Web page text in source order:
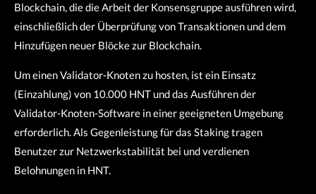
Blockchain, die die Arbeit der Konsensgruppe ausführen wird,
einschließlich der Überprüfung von Transaktionen und dem
Hinzufügen neuer Blöcke zur Blockchain.
Um einen Validator-Knoten zu hosten, ist ein Einsatz
(Einzahlung) von 10.000 HNT und das Ausführen der
Validator-Knoten-Software in einer geeigneten Umgebung
erforderlich. Als Gegenleistung für das Staking tragen
Benutzer zur Netzwerkstabilität bei und verdienen
Belohnungen in HNT.